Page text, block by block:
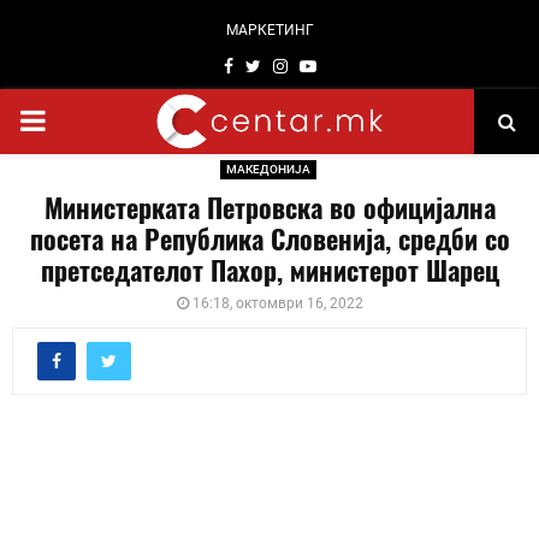
МАРКЕТИНГ
Facebook
TwitterInstagram
Youtube
PRIMARY
МАКЕДОНИЈА
Министерката Петровска во официјална
посета на Република Словенија, средби со
претседателот Пахор, министерот Шарец
16:18, октомври 16, 2022